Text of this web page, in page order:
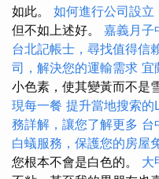
如此。 如何進行公司設立
但不如上述好。 嘉義月子
台北記帳士，尋找值得信
司，解決您的運輸需求 宜
小色素，使其變黃而不是
現每一餐 提升當地搜索的
務詳解，讓您了解更多 台
白蟻服務，保護您的房屋
您根本不會是白色的。 大